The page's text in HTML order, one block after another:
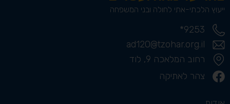
ייעוץ הלכתי-אתי לחולה ובני המשפחה
9253*
ad120@tzohar.org.il
רחוב המלאכה 9, לוד
צהר לאתיקה